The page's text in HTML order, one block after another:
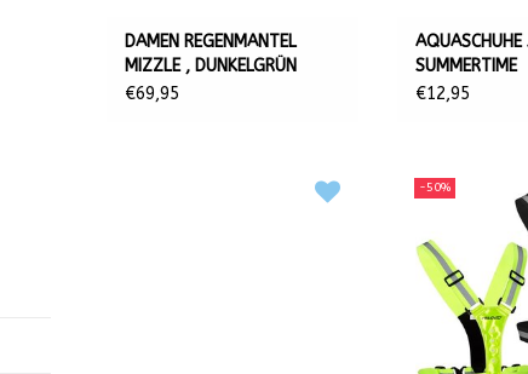
DAMEN REGENMANTEL
MIZZLE , DUNKELGRÜN
€69,95
AQUASCHUHE
SUMMERTIME
€12,95
-50%